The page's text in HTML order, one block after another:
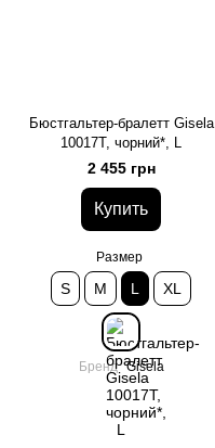
Бюстгальтер-бралетт Gisela
10017T, чорний*, L
2 455 грн
Купить
Размер
S M L XL
Бренд Gisela